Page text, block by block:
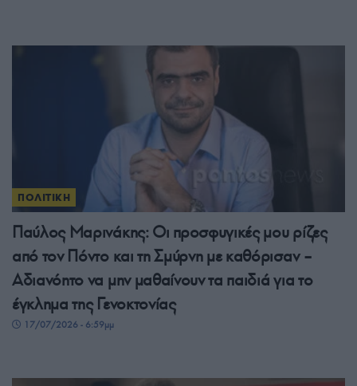
ΠΟΛΙΤΙΚΗ
Παύλος Μαρινάκης: Οι προσφυγικές μου ρίζες
από τον Πόντο και τη Σμύρνη με καθόρισαν –
Αδιανόητο να μην μαθαίνουν τα παιδιά για το
έγκλημα της Γενοκτονίας
17/07/2026 - 6:59μμ